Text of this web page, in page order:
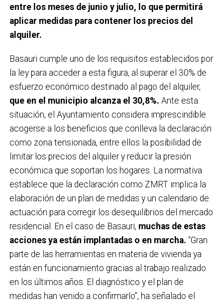
entre los meses de junio y julio, lo que permitirá
aplicar medidas para contener los precios del
alquiler.
Basauri cumple uno de los requisitos establecidos por
la ley para acceder a esta figura, al superar el 30% de
esfuerzo económico destinado al pago del alquiler,
que en el municipio alcanza el 30,8%. Ante esta
situación, el Ayuntamiento considera imprescindible
acogerse a los beneficios que conlleva la declaración
como zona tensionada, entre ellos la posibilidad de
limitar los precios del alquiler y reducir la presión
económica que soportan los hogares. La normativa
establece que la declaración como ZMRT implica la
elaboración de un plan de medidas y un calendario de
actuación para corregir los desequilibrios del mercado
residencial. En el caso de Basauri, muchas de estas
acciones ya están implantadas o en marcha. “Gran
parte de las herramientas en materia de vivienda ya
están en funcionamiento gracias al trabajo realizado
en los últimos años. El diagnóstico y el plan de
medidas han venido a confirmarlo”, ha señalado el